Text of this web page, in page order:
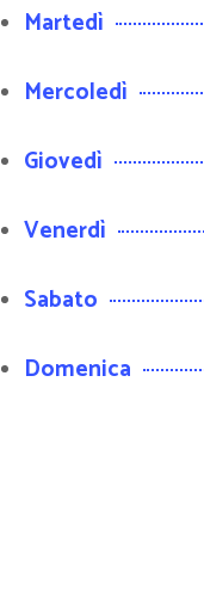
Martedì
Mercoledì
Giovedì
Venerdì
Sabato
Domenica